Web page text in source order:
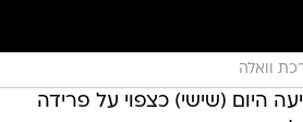
וואלה
היום (שישי) כצפוי על פרידה